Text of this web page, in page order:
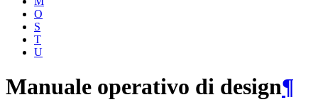
O
S
T
U
Manuale operativo di design¶